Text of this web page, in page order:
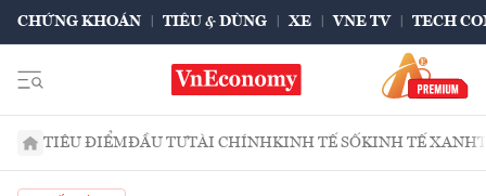
CHỨNG KHOÁN TIÊU & DÙNG XE VNE TV TECH
TIÊU ĐIỂMĐẦU TƯTÀI CHÍNHKINH TẾ SỐKINH TẾ XANH